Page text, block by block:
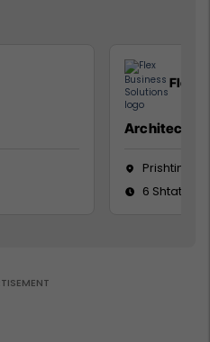
Flex
Architect
Prishtinë
6 Shtator